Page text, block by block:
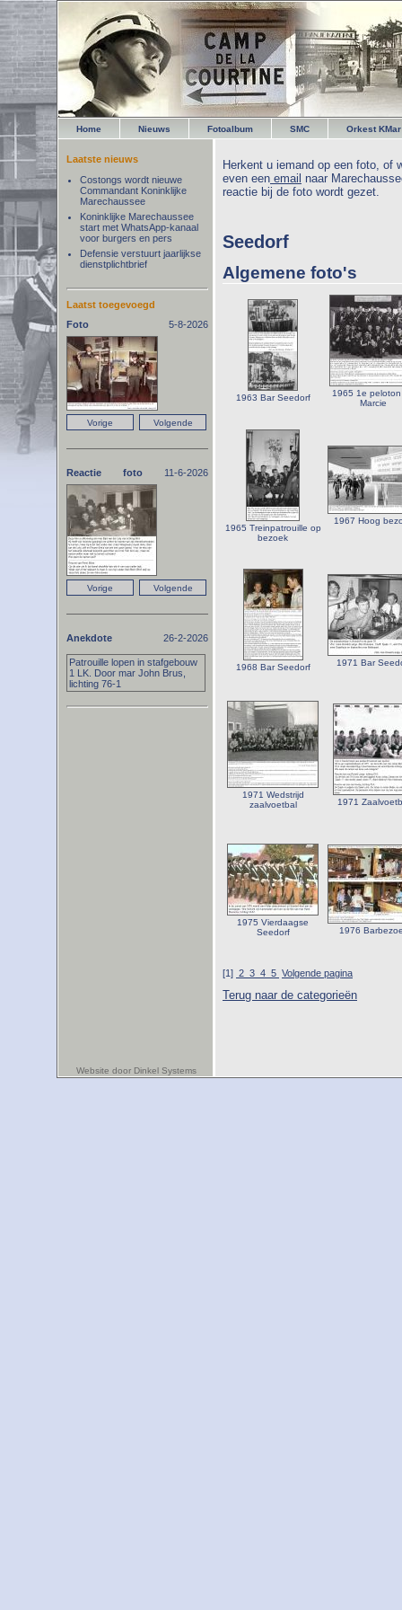
Home Nieuws Fotoalbum SMC Orkest KMar
Herkent u iemand op een foto, of
even een email naar
reactie bij de foto wordt gezet.
Seedorf
Algemene foto's
1963 Bar Seedorf
1965 1e
Marcie
1965 Treinpatrouille op
bezoek
1967 Hoog
1968 Bar Seedorf 1971 Bar
1971 Wedstrijd
zaalvoetbal
1971
1975 Vierdaagse
Seedorf
1976
[1] 2 3 4 5 Volgende pagina
Terug naar de categorieën
Laatste nieuws
Costongs wordt nieuwe
Commandant Koninklijke
Marechaussee
Koninklijke Marechaussee
start met WhatsApp-kanaal
voor burgers en pers
Defensie verstuurt jaarlijkse
dienstplichtbrief
Laatst toegevoegd
Foto
5-8-2026
Reactie foto 11-6-2026
Anekdote 26-2-2026
Patrouille lopen in stafgebouw
1 LK. Door mar John Brus,
lichting 76-1
Website door Dinkel Systems